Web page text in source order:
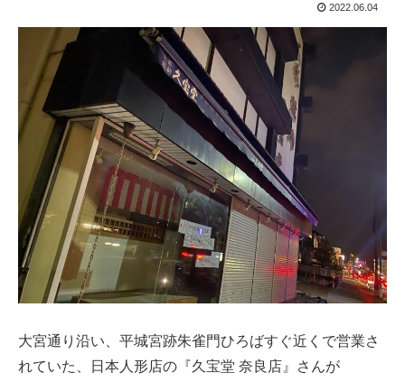
2022.06.04
大宮通り沿い、平城宮跡朱雀門ひろばすぐ近くで営業さ
れていた、日本人形店の『久宝堂 奈良店』さんが